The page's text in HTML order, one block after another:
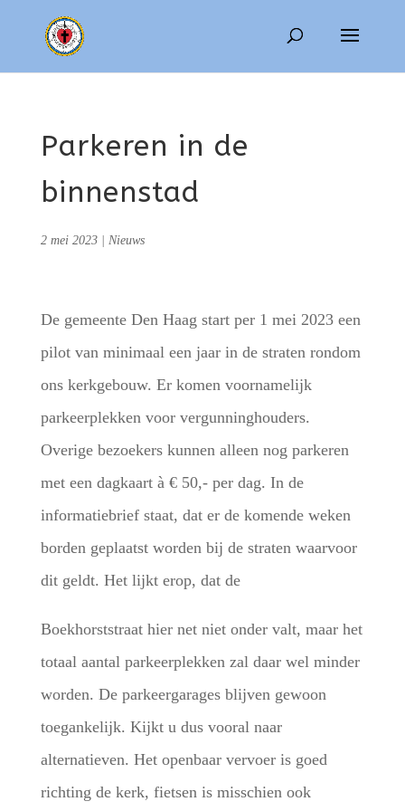
Parkeren in de
binnenstad
2 mei 2023| Nieuws
De gemeente Den Haag start per 1 mei 2023 een
pilot van minimaal een jaar in de straten rondom
ons kerkgebouw. Er komen voornamelijk
parkeerplekken voor vergunninghouders.
Overige bezoekers kunnen alleen nog parkeren
met een dagkaart à € 50,- per dag. In de
informatiebrief staat, dat er de komende weken
borden geplaatst worden bij de straten waarvoor
dit geldt. Het lijkt erop, dat de
Boekhorststraat hier net niet onder valt, maar het
totaal aantal parkeerplekken zal daar wel minder
worden. De parkeergarages blijven gewoon
toegankelijk. Kijkt u dus vooral naar
alternatieven. Het openbaar vervoer is goed
richting de kerk, fietsen is misschien ook